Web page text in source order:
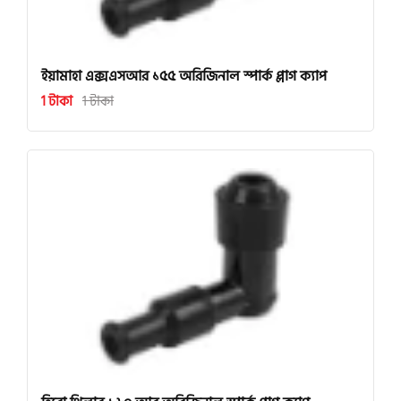
ইয়ামাহা এক্সএসআর ১৫৫ অরিজিনাল স্পার্ক প্লাগ ক্যাপ
1 টাকা 1 টাকা